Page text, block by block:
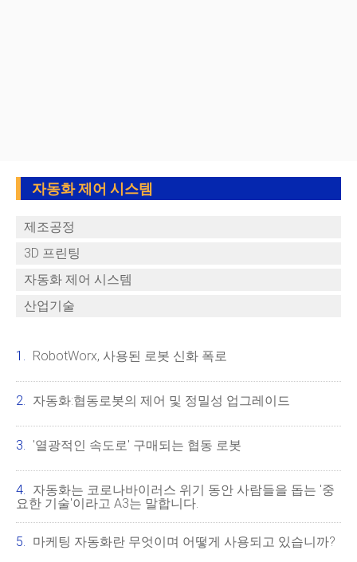
자동화 제어 시스템
제조공정
3D 프린팅
자동화 제어 시스템
산업기술
RobotWorx, 사용된 로봇 신화 폭로
자동화:협동로봇의 제어 및 정밀성 업그레이드
'열광적인 속도로' 구매되는 협동 로봇
자동화는 코로나바이러스 위기 동안 사람들을 돕는 '중
요한 기술'이라고 A3는 말합니다.
마케팅 자동화란 무엇이며 어떻게 사용되고 있습니까?